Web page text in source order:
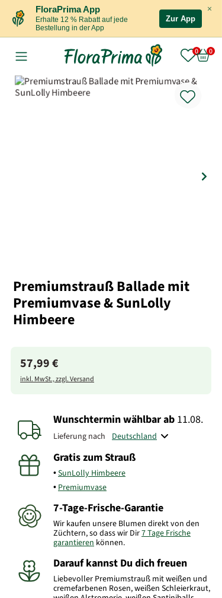
×
FloraPrima App
Erhalte 12 % Rabatt auf jede
Bestellung in der App
Zur App
Premiumstrauß Ballade mit
Premiumvase & SunLolly
Himbeere
57,99 €
inkl. MwSt., zzgl. Versand
Wunschtermin wählbarab 11.08.
Lieferung nach
Gratis zum Strauß
SunLolly Himbeere
Premiumvase
7-Tage-Frische-Garantie
Wir kaufen unsere Blumen direkt von den
Züchtern, so dass wir Dir7 Tage Frische
garantieren können.
Darauf kannst Du dich freuen
Liebevoller Premiumstrauß mit weißen und
cremefarbenen Rosen, weißen Schleierkraut,